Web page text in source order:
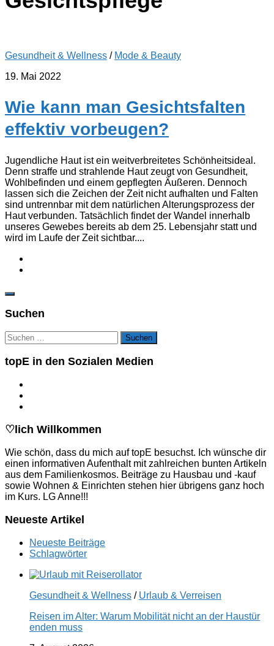
Gesundheit & Wellness / Mode & Beauty
19. Mai 2022
Wie kann man Gesichtsfalten
effektiv vorbeugen?
Jugendliche Haut ist ein weitverbreitetes Schönheitsideal.
Denn straffe und strahlende Haut zeugt von Gesundheit,
Wohlbefinden und einem gepflegten Äußeren. Dennoch
lassen sich die Zeichen der Zeit nicht aufhalten und Falten
sind untrennbar mit dem natürlichen Alterungsprozess der
Haut verbunden. Tatsächlich findet der Wandel innerhalb
unseres Gewebes bereits ab dem 25. Lebensjahr statt und
wird im Laufe der Zeit sichtbar....
Suchen
Suchen
nach:
topE in den Sozialen Medien
♡lich Willkommen
Wie schön, dass du mich auf topE besuchst. Ich wünsche dir
einen informativen Aufenthalt mit zahlreichen bunten Artikeln
aus dem Familienkosmos. Beiträge zu Hausbau und -kauf
sowie Wohnen & Einrichten stehen hier übrigens ganz hoch
im Kurs. LG Anne!!!
Neueste Artikel
Neueste Beiträge
Schlagwörter
Gesundheit & Wellness / Urlaub & Verreisen
Reisen im Alter: Warum Mobilität nicht an der Haustür
enden muss